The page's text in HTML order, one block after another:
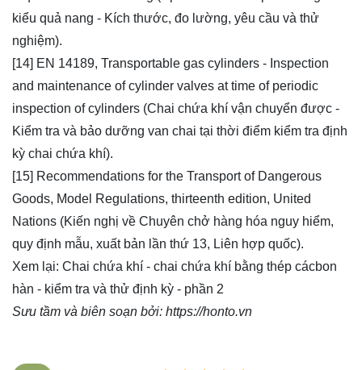
kiểu quả nang - Kích thước, đo lường, yêu cầu và thử
nghiệm).
[14] EN 14189, Transportable gas cylinders - Inspection
and maintenance of cylinder valves at time of periodic
inspection of cylinders (Chai chứa khí vận chuyển được -
Kiểm tra và bảo dưỡng van chai tại thời điểm kiểm tra định
kỳ chai chứa khí).
[15] Recommendations for the Transport of Dangerous
Goods, Model Regulations, thirteenth edition, United
Nations (Kiến nghị về Chuyên chở hàng hóa nguy hiểm,
quy định mẫu, xuất bản lần thứ 13, Liên hợp quốc).
Xem lại: Chai chứa khí - chai chứa khí bằng thép cácbon
hàn - kiểm tra và thử định kỳ - phần 2
Sưu tầm và biên soạn bởi: https://honto.vn